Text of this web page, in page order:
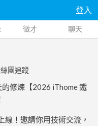
登入
徵才 聊天
團追蹤
修煉【2026 iThome 鐵
！邀請你用技術交流，